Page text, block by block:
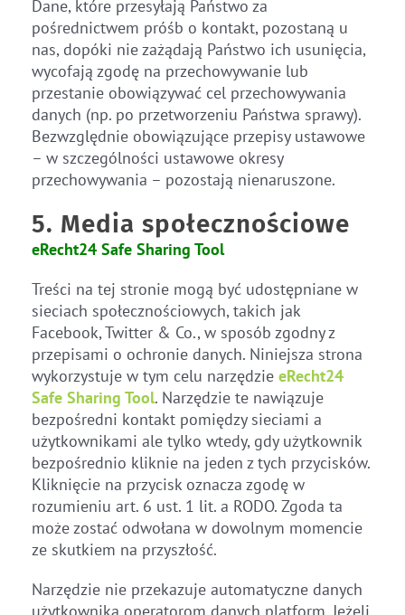
Dane, które przesyłają Państwo za
pośrednictwem próśb o kontakt, pozostaną u
nas, dopóki nie zażądają Państwo ich usunięcia,
wycofają zgodę na przechowywanie lub
przestanie obowiązywać cel przechowywania
danych (np. po przetworzeniu Państwa sprawy).
Bezwzględnie obowiązujące przepisy ustawowe
– w szczególności ustawowe okresy
przechowywania – pozostają nienaruszone.
5. Media społecznościowe
eRecht24 Safe Sharing Tool
Treści na tej stronie mogą być udostępniane w
sieciach społecznościowych, takich jak
Facebook, Twitter & Co., w sposób zgodny z
przepisami o ochronie danych. Niniejsza strona
wykorzystuje w tym celu narzędzie eRecht24
Safe Sharing Tool. Narzędzie te nawiązuje
bezpośredni kontakt pomiędzy sieciami a
użytkownikami ale tylko wtedy, gdy użytkownik
bezpośrednio kliknie na jeden z tych przycisków.
Kliknięcie na przycisk oznacza zgodę w
rozumieniu art. 6 ust. 1 lit. a RODO. Zgoda ta
może zostać odwołana w dowolnym momencie
ze skutkiem na przyszłość.
Narzędzie nie przekazuje automatyczne danych